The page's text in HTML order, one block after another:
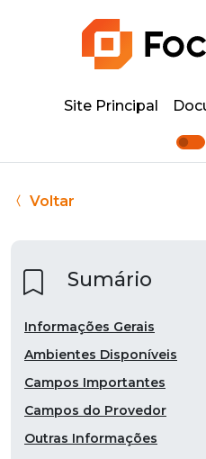
Site Principal
Voltar
Sumário
Informações Gerais
Ambientes Disponíveis
Campos Importantes
Campos do Provedor
Outras Informações